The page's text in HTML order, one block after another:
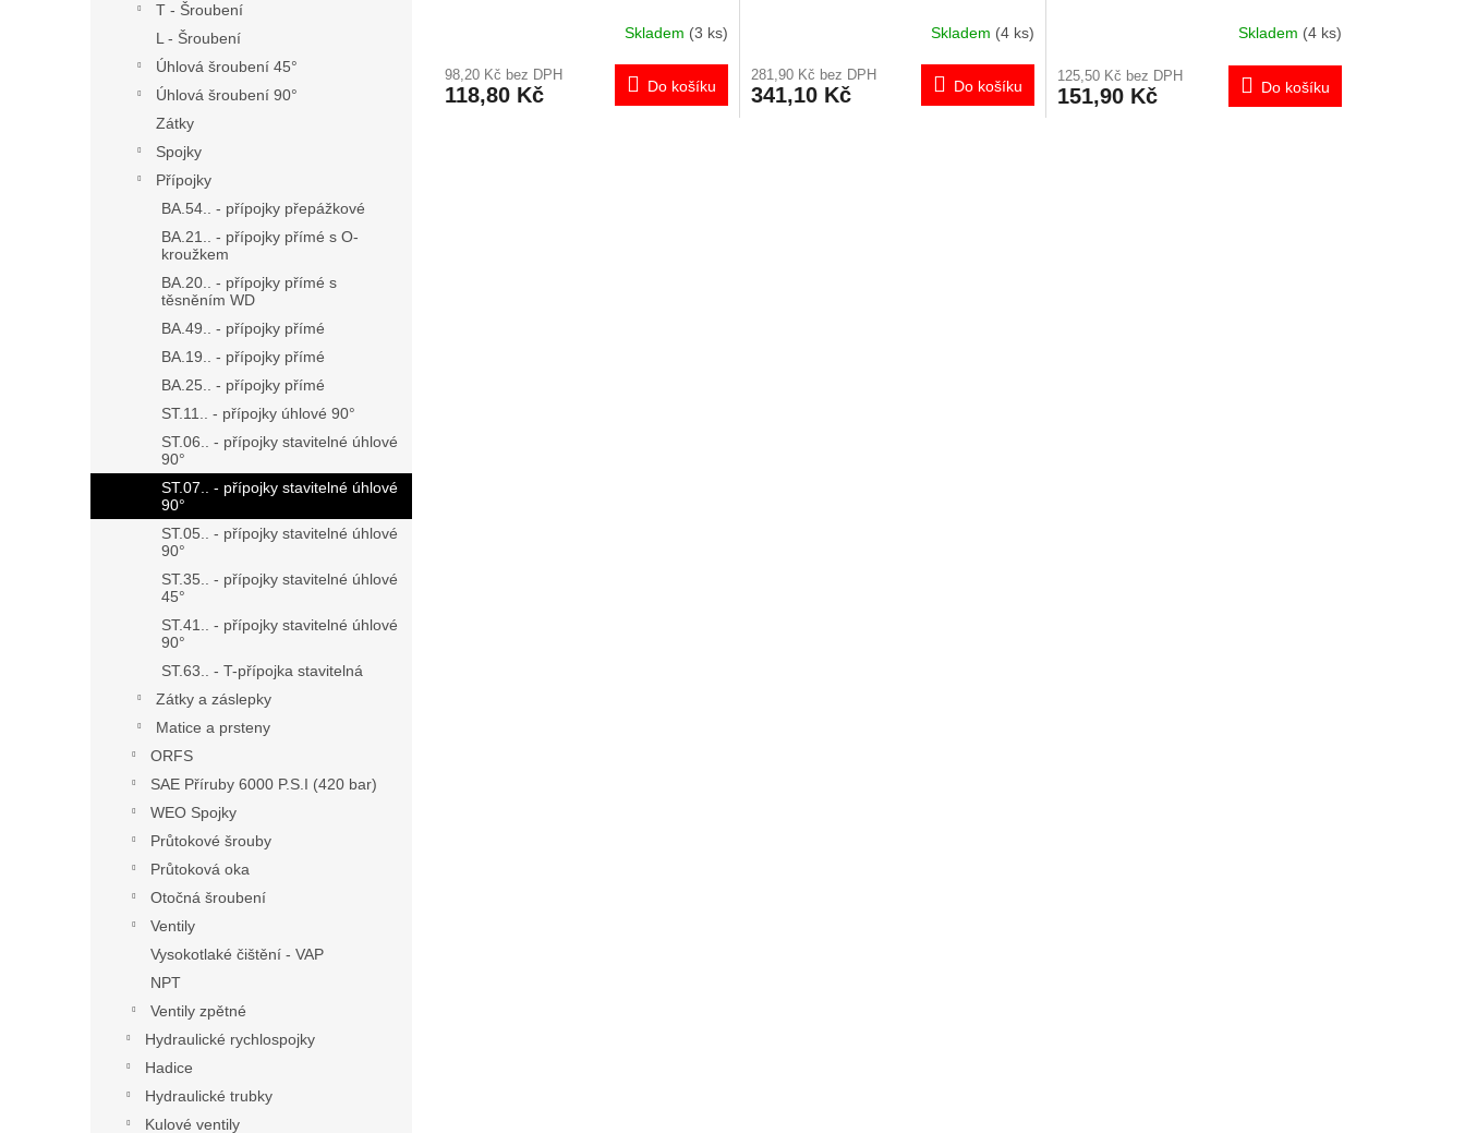
T - Šroubení
L - Šroubení
Úhlová šroubení 45°
Úhlová šroubení 90°
Zátky
Spojky
Přípojky
BA.54.. - přípojky přepážkové
BA.21.. - přípojky přímé s O-
kroužkem
BA.20.. - přípojky přímé s
těsněním WD
BA.49.. - přípojky přímé
BA.19.. - přípojky přímé
BA.25.. - přípojky přímé
ST.11.. - přípojky úhlové 90°
ST.06.. - přípojky stavitelné úhlové
90°
ST.07.. - přípojky stavitelné úhlové
90°
ST.05.. - přípojky stavitelné úhlové
90°
ST.35.. - přípojky stavitelné úhlové
45°
ST.41.. - přípojky stavitelné úhlové
90°
ST.63.. - T-přípojka stavitelná
Zátky a záslepky
Matice a prsteny
ORFS
SAE Příruby 6000 P.S.I (420 bar)
WEO Spojky
Průtokové šrouby
Průtoková oka
Otočná šroubení
Ventily
Vysokotlaké čištění - VAP
NPT
Ventily zpětné
Hydraulické rychlospojky
Hadice
Hydraulické trubky
Kulové ventily
Skladem (3 ks)
98,20 Kč bez DPH
118,80 Kč Do košíku
Skladem (4 ks)
281,90 Kč bez DPH
341,10 Kč Do košíku
Skladem (4 ks)
125,50 Kč bez DPH
151,90 Kč Do košíku